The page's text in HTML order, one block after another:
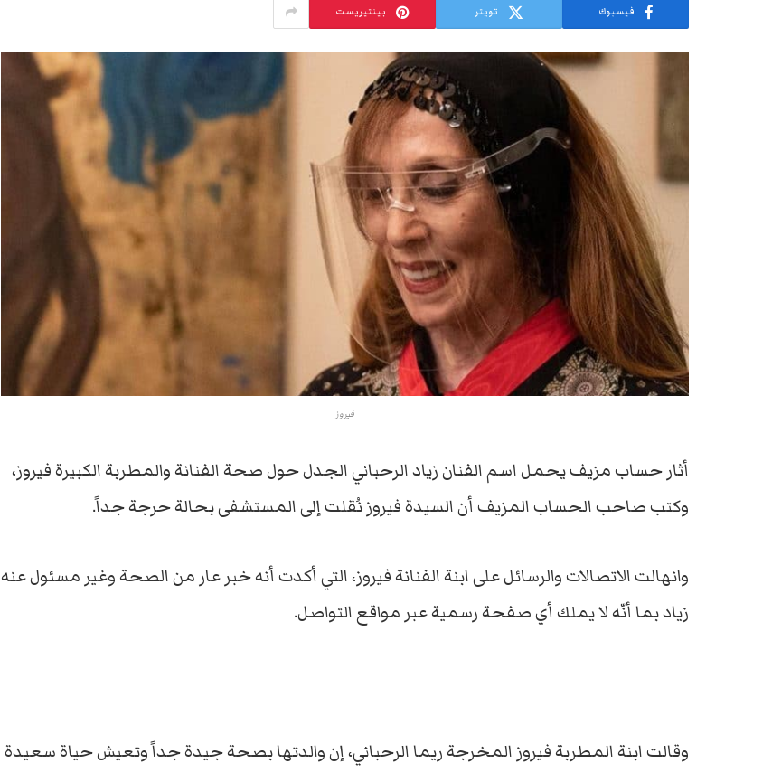
فيسبوك تويتر بينتيريست
فيروز
أثار حساب مزيف يحمل اسم الفنان زياد الرحباني الجدل حول صحة الفنانة والمطربة الكبيرة فيروز،
وكتب صاحب الحساب المزيف أن السيدة فيروز نُقلت إلى المستشفى بحالة حرجة جداً.
وانهالت الاتصالات والرسائل على ابنة الفنانة فيروز، التي أكدت أنه خبر عار من الصحة وغير مسئول عنه
زياد بما أنّه لا يملك أي صفحة رسمية عبر مواقع التواصل.
وقالت ابنة المطربة فيروز المخرجة ريما الرحباني، إن والدتها بصحة جيدة جداً وتعيش حياة سعيدة